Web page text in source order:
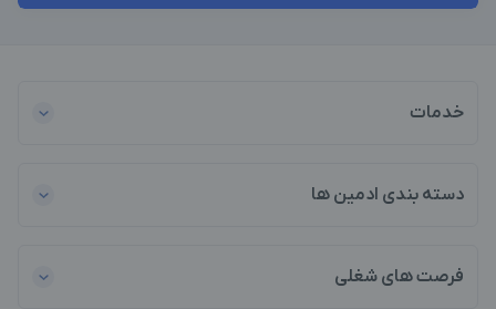
خدمات
دسته بندی ادمین ها
فرصت های شغلی